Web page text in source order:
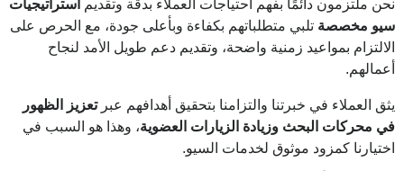
نحن ملتزمون دائمًا بفهم احتياجات العملاء بدقة وتقديم استراتيجيات
سيو مخصصة تلبي متطلباتهم بكفاءة وبأعلى جودة، مع الحرص على
الالتزام بمواعيد زمنية واضحة، وتقديم دعم طويل الأمد لنجاح
أعمالهم.
يثق العملاء في خبرتنا والتزامنا بتحقيق أهدافهم عبرتعزيز الظهور
في محركات البحث وزيادة الزيارات العضوية، وهذا هو السبب في
اختيارنا كمزود موثوق لخدمات السيو.